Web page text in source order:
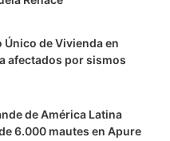
Único de Vivienda en
afectados por sismos
de América Latina
6.000 mautes en Apure